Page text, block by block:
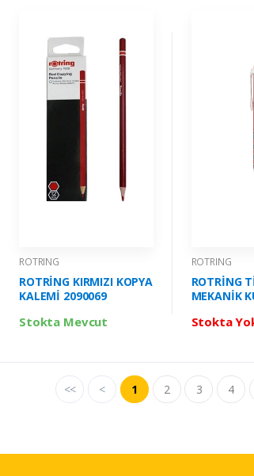
ROTRING
ROTRİNG KIRMIZI KOPYA
KALEMİ 2090069
Stokta Mevcut
ROTRING
ROTRİNG
MEKANİK
MM
Stokta
<< < 1 2 3 4